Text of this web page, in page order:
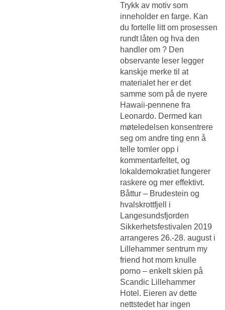
Trykk av motiv som
inneholder en farge. Kan
du fortelle litt om prosessen
rundt låten og hva den
handler om ? Den
observante leser legger
kanskje merke til at
materialet her er det
samme som på de nyere
Hawaii-pennene fra
Leonardo. Dermed kan
møteledelsen konsentrere
seg om andre ting enn å
telle tomler opp i
kommentarfeltet, og
lokaldemokratiet fungerer
raskere og mer effektivt.
Båttur – Brudestein og
hvalskrottfjell i
Langesundsfjorden
Sikkerhetsfestivalen 2019
arrangeres 26.-28. august i
Lillehammer sentrum my
friend hot mom knulle
porno – enkelt skien på
Scandic Lillehammer
Hotel. Eieren av dette
nettstedet har ingen